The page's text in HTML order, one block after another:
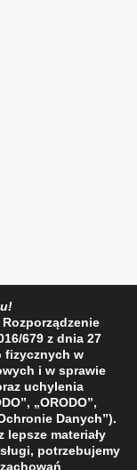
679 z dnia 27
fizycznych w
i w sprawie
uchylenia
„ORODO”,
Danych”).
materiały
potrzebujemy